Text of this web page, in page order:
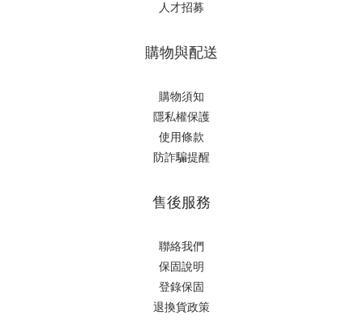
人才招募
購物與配送
購物須知
隱私權保護
使用條款
防詐騙提醒
售後服務
聯絡我們
保固說明
登錄保固
退換貨政策